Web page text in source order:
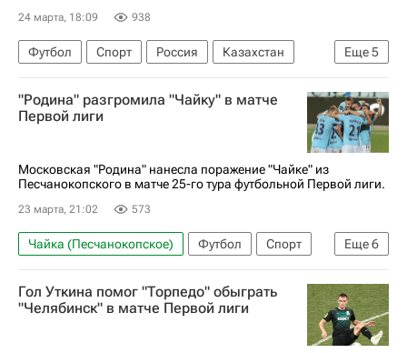
24 марта, 18:09 938
Еще5
Футбол Спорт Россия
Казахстан
Магомед Адиев
Крылья Советов
Актобе
Зенит
РПЛ 2026-2027 (Чемпионат России по футболу)
"Родина" разгромила "Чайку" в матче
Первой лиги
Московская "Родина" нанесла поражение "Чайке" из
Песчанокопского в матче 25-го тура футбольной Первой лиги.
23 марта, 21:02 573
Еще6
Чайка (Песчанокопское) Футбол
Спорт
Первая лига
Андрей Егорычев
Иван Тимошенко
Артем Максименко
Гол Уткина помог "Торпедо" обыграть
"Челябинск" в матче Первой лиги